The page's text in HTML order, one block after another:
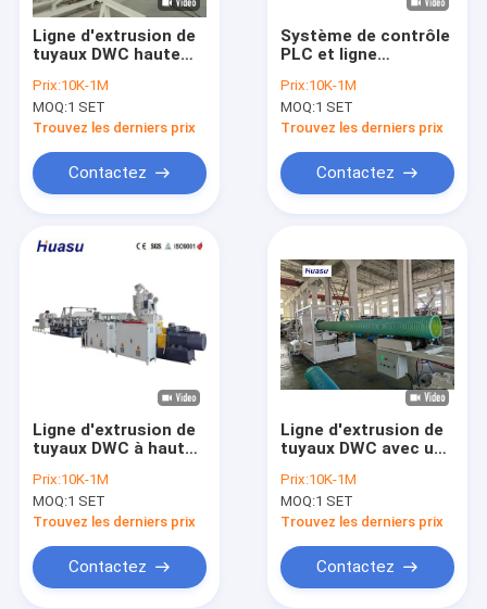
Ligne d'extrusion de
tuyaux DWC haute
système Siemens
PLC et emboîtement
en ligne pour une
Prix:10K-1M
MOQ:1 SET
Trouvez les derniers prix
Contactez
Système de contrôle
PLC et ligne
DWC avec écran
tactile pour une
production
Prix:10K-1M
MOQ:1 SET
Trouvez les derniers prix
Contactez
Ligne d'extrusion de
tuyaux DWC à haute
une plage de
diamètre de coupe
de 32 à 1600 mm et
PLC
Prix:10K-1M
MOQ:1 SET
Trouvez les derniers prix
Contactez
Ligne d'extrusion de
tuyaux DWC avec une
coupe de 32 à 1600
mm, mode
d'expansion en ligne
technologie Siemens
PLC
Prix:10K-1M
MOQ:1 SET
Trouvez les derniers prix
Contactez